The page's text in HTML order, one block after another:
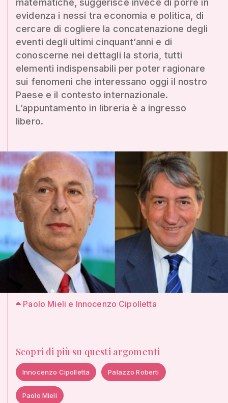
matematiche, suggerisce invece di porre in
evidenza i nessi tra economia e politica, di
cercare di cogliere la concatenazione degli
eventi degli ultimi cinquant’anni e di
conoscerne nei dettagli la storia, tutti
elementi indispensabili per poter ragionare
sui fenomeni che interessano oggi il nostro
Paese e il contesto internazionale.
L’appuntamento in libreria è a ingresso
libero.
Paolo Mieli e Innocenzo Cipolletta
Scopri di più su questi argomenti
Innocenzo Cipolletta Palazzo Roberti
Paolo Mieli